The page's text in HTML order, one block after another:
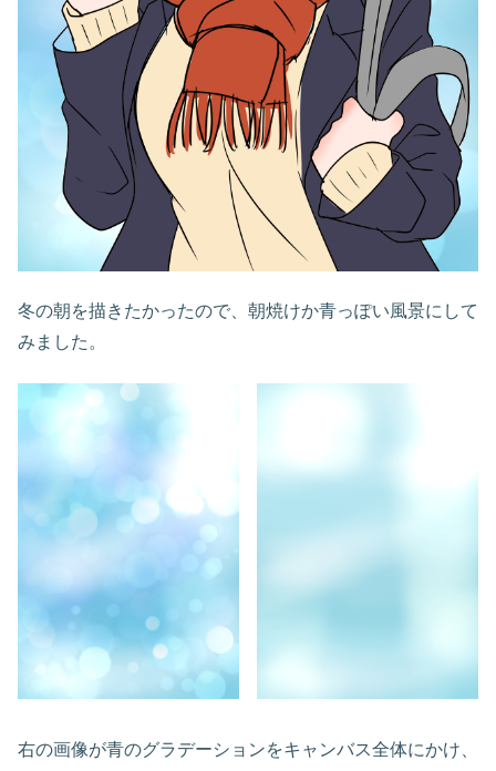
冬の朝を描きたかったので、朝焼けか青っぽい風景にして
みました。
右の画像が青のグラデーションをキャンバス全体にかけ、